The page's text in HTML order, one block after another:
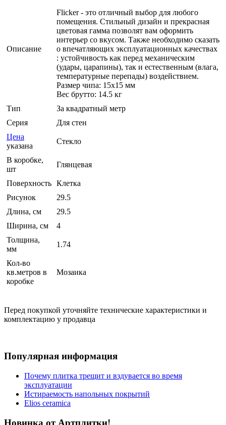
Описание
Flicker - это отличный выбор для любого
помещения. Стильный дизайн и прекрасная
цветовая гамма позволят вам оформить
интерьер со вкусом. Также необходимо сказать
о впечатляющих эксплуатационных качествах
: устойчивость как перед механическим
(удары, царапины), так и естественным (влага,
температурные перепады) воздействием.
Размер чипа: 15x15 мм
Вес брутто: 14.5 кг
Тип
За квадратный метр
Серия
Для стен
Цена
указана
Стекло
В коробке,
шт
Глянцевая
Поверхность Клетка
Рисунок
29.5
Длина, см
29.5
Ширина, см
4
Толщина,
мм
1.74
Кол-во
кв.метров в
коробке
Мозаика
Перед покупкой уточняйте технические характеристики и
комплектацию у продавца
Популярная информация
Почему плитка трещит и вздувается во время
эксплуатации
Истираемость напольных покрытий
Elios ceramica
Новинка от Артплитки!